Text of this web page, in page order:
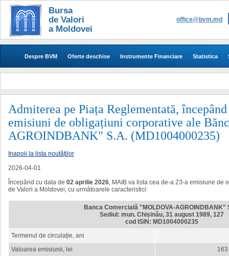
Bursa
de Valori
a Moldovei
office@bvm.md
Despre BVM Oferte deschise Instrumente Financiare Statistica
Admiterea pe Piața Reglementată,
emisiuni de obligațiuni corporative ale
AGROINDBANK" S.A. (MD1004000235)
Inapoii la lista noutăţilor
2026-04-01
Începând cu data de 02 aprilie 2026, MAIB va lista cea de-a 23-a emisiune de
de Valori a Moldovei, cu următoarele caracteristici:
Banca Comercială "MOLDOVA-AGROINDBANK"
Sediul: mun. Chișinău, 31 august 1989, 127
cod ISIN: MD1004000235
Termenul de circulație, ani
Valoarea emisiunii, lei